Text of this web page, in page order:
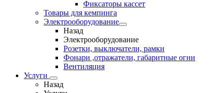
Фиксаторы кассет
Товары для кемпинга
Электрооборудование
Назад
Электрооборудование
Розетки, выключатели, рамки
Фонари ,отражатели, габаритные огни
Вентиляция
Услуги
Назад